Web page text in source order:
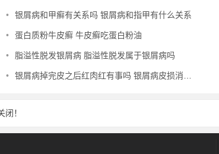
• 银屑病和甲癣有关系吗 银屑病和指甲有什么关系
• 蛋白质粉牛皮癣 牛皮癣吃蛋白粉油
• 脂溢性脱发银屑病 脂溢性脱发属于银屑病吗
• 银屑病掉完皮之后红肉红有事吗 银屑病皮损消退又长小红点
闭！